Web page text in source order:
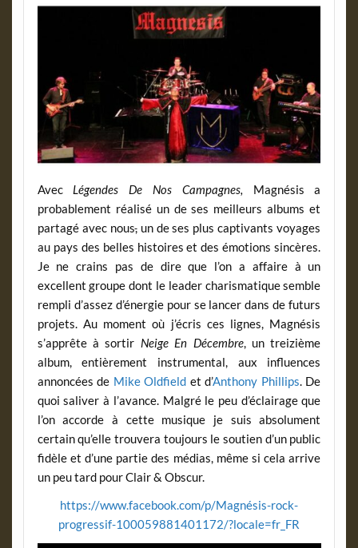
Avec Légendes De Nos Campagnes, Magnésis a
probablement réalisé un de ses meilleurs albums et
partagé avec nous,un de ses plus captivants voyages
au pays des belles histoires et des émotions sincères.
Je ne crains pas de dire que l’on a affaire à un
excellent groupe dont le leader charismatique semble
rempli d’assez d’énergie pour se lancer dans de futurs
projets. Au moment où j’écris ces lignes, Magnésis
s’apprête à sortir Neige En Décembre, un treizième
album, entièrement instrumental, aux influences
annoncées de Mike Oldfield et d’Anthony Phillips. De
quoi saliver à l’avance. Malgré le peu d’éclairage que
l’on accorde à cette musique je suis absolument
certain qu’elle trouvera toujours le soutien d’un public
fidèle et d’une partie des médias, même si cela arrive
un peu tard pour Clair & Obscur.
https://www.facebook.com/p/Magnésis-rock-
progressif-100059881401172/?locale=fr_FR